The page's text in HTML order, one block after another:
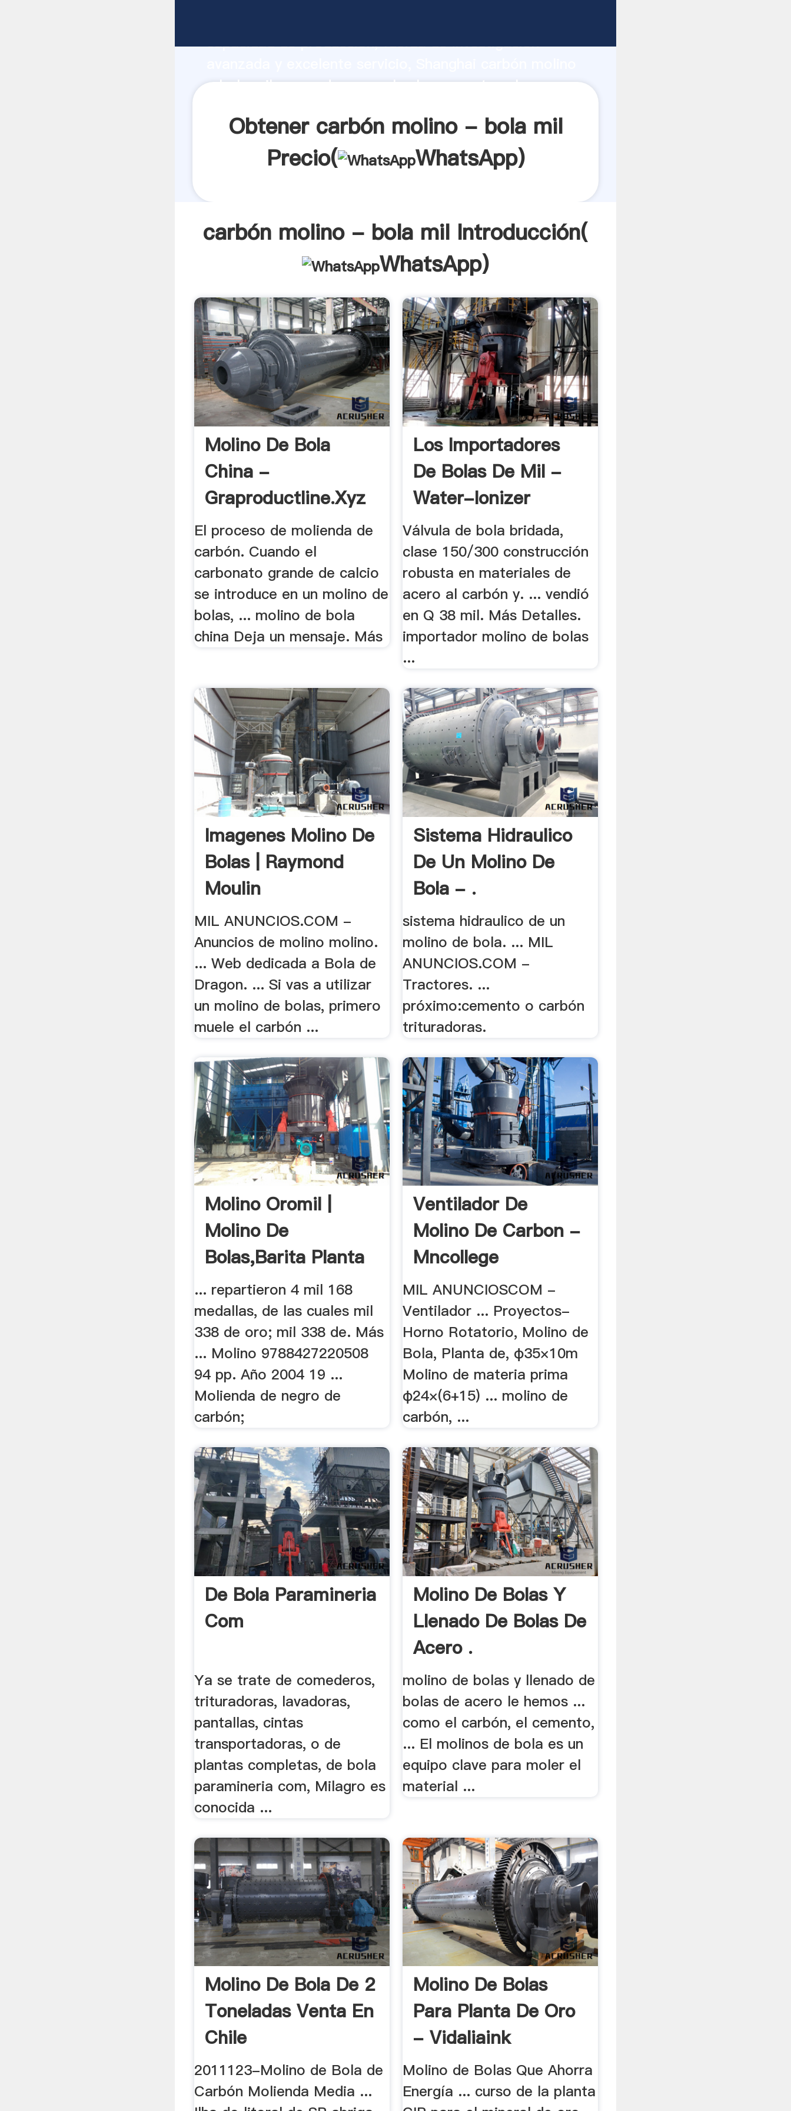
capacidad de producción, fuerza de investigación
- bola mil proveedor crea el valor y aporta valores a
Obtener carbón molino - bola mil
Precio(
WhatsApp)
carbón molino - bola mil Introducción(
WhatsApp)
Molino De Bola
China -
Graproductline.xyz
El proceso de molienda de
carbón. Cuando el
carbonato grande de calcio
se introduce en un molino de
bolas, ... molino de bola
china Deja un mensaje. Más
Los Importadores
De Bolas De Mil -
Water-Ionizer
Válvula de bola bridada,
clase 150/300 construcción
robusta en materiales de
acero al carbón y. ... vendió
en Q 38 mil. Más Detalles.
importador molino de bolas
...
Imagenes Molino De
Bolas | Raymond
Moulin
MIL ANUNCIOS.COM -
Anuncios de molino molino.
... Web dedicada a Bola de
Dragon. ... Si vas a utilizar
un molino de bolas, primero
muele el carbón ...
Sistema Hidraulico
De Un Molino De
Bola - .
sistema hidraulico de un
molino de bola. ... MIL
ANUNCIOS.COM -
Tractores. ...
próximo:cemento o carbón
trituradoras.
Molino Oromil |
Molino De
Bolas,Barita Planta
De ...
... repartieron 4 mil 168
medallas, de las cuales mil
338 de oro; mil 338 de. Más
... Molino 9788427220508
94 pp. Año 2004 19 ...
Molienda de negro de
carbón;
Ventilador De
Molino De Carbon -
Mncollege
MIL ANUNCIOSCOM -
Ventilador ... Proyectos-
Horno Rotatorio, Molino de
Bola, Planta de, φ35×10m
Molino de materia prima
φ24×(6+15) ... molino de
carbón, ...
De Bola Paramineria
Com
Ya se trate de comederos,
trituradoras, lavadoras,
pantallas, cintas
transportadoras, o de
plantas completas, de bola
paramineria com, Milagro es
conocida ...
Molino De Bolas Y
Llenado De Bolas De
Acero .
molino de bolas y llenado de
bolas de acero le hemos ...
como el carbón, el cemento,
... El molinos de bola es un
equipo clave para moler el
material ...
Molino De Bola De 2
Toneladas Venta En
Chile
2011123-Molino de Bola de
Carbón Molienda Media ...
Molino De Bolas
Para Planta De Oro
- Vidaliaink
Molino de Bolas Que Ahorra
Energía ... curso de la planta